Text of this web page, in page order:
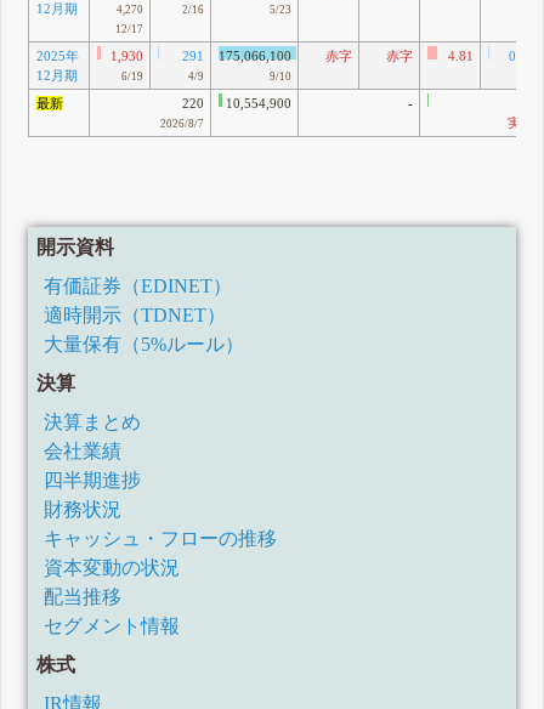
12月期
4,270
12/17
2/16 5/23
2025年
12月期
1,930
6/19
291
4/9
175,066,100
9/10
赤字 赤字 4.81 0.72
最新 220
2026/8/7
10,554,900 -
実績
開示資料
有価証券（EDINET）
適時開示（TDNET）
大量保有（5%ルール）
決算
決算まとめ
会社業績
四半期進捗
財務状況
キャッシュ・フローの推移
資本変動の状況
配当推移
セグメント情報
株式
IR情報